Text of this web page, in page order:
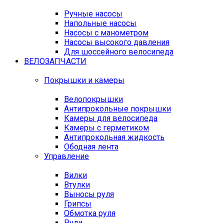
Ручные насосы
Напольные насосы
Насосы с манометром
Насосы высокого давления
Для шоссейного велосипеда
ВЕЛОЗАПЧАСТИ
Покрышки и камеры
Велопокрышки
Антипрокольные покрышки
Камеры для велосипеда
Камеры с герметиком
Антипрокольная жидкость
Ободная лента
Управление
Вилки
Втулки
Выносы руля
Грипсы
Обмотка руля